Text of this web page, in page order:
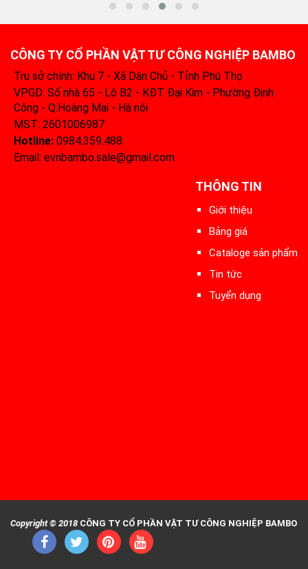
CÔNG TY CỔ PHẦN VẬT TƯ CÔNG NGHIỆP BAMBO
Trụ sở chính: Khu 7 - Xã Dân Chủ - Tỉnh Phú Thọ
VPGD: Số nhà 65 - Lô B2 - KĐT Đại Kim - Phường Định
Công - Q.Hoàng Mai - Hà nội
MST: 2601006987
Hotline: 0984.359.488‬
Email: evnbambo.sale@gmail.com
THÔNG TIN
Giới thiệu
Bảng giá
Cataloge sản phẩm
Tin tức
Tuyển dụng
Copyright © 2018 CÔNG TY CỔ PHẦN VẬT TƯ CÔNG NGHIỆP BAMBO